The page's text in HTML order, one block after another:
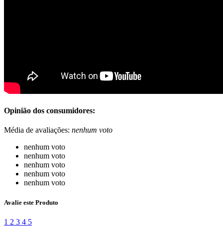
Opinião dos consumidores:
Média de avaliações: nenhum voto
nenhum voto
nenhum voto
nenhum voto
nenhum voto
nenhum voto
Avalie este Produto
1 2 3 4 5